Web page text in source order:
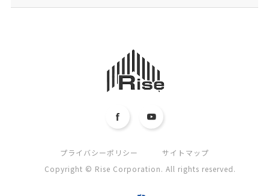
プライバシーポリシー
サイトマップ
Copyright © Rise Corporation. All rights reserved.